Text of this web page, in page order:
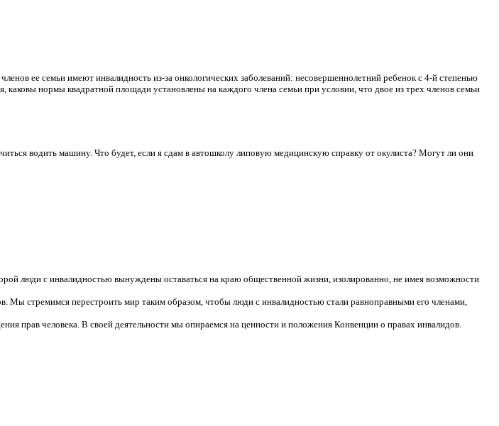
ее семьи имеют инвалидность из-за онкологических заболеваний: несовершеннолетний ребенок с 4-й степенью
нормы квадратной площади установлены на каждого члена семьи при условии, что двое из трех членов семьи
водить машину. Что будет, если я сдам в автошколу липовую медицинскую справку от окулиста? Могут ли они
люди с инвалидностью вынуждены оставаться на краю общественной жизни, изолированно, не имея возможности
Мы стремимся перестроить мир таким образом, чтобы люди с инвалидностью стали равноправными его членами,
прав человека. В своей деятельности мы опираемся на ценности и положения Конвенции о правах инвалидов.